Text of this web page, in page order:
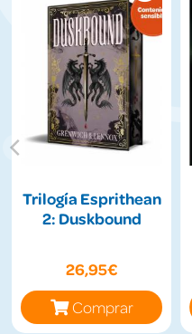
Trilogía Esprithean
2: Duskbound
26,95€
Comprar